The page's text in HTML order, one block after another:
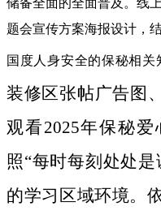
储备全面的全面普及。线
题会宣传方案海报设计，
国度人身安全的保秘相
装修区张帖广告图
观看2025年保秘
照“每时每刻处处
的学习区域环境。